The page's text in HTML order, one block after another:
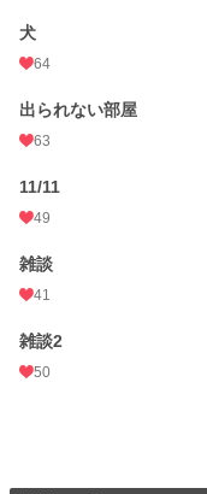
犬
64
出られない部屋
63
11/11
49
雑談
41
雑談2
50